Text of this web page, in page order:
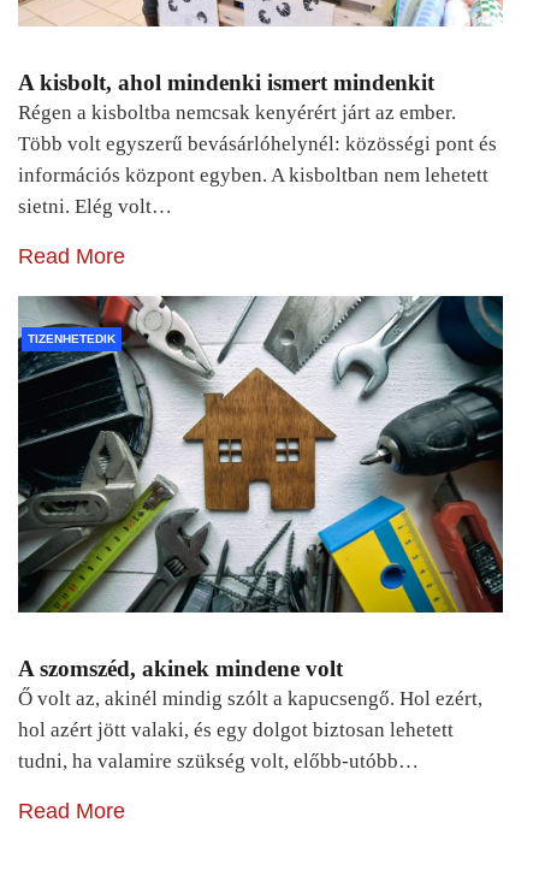
A kisbolt, ahol mindenki ismert mindenkit
Régen a kisboltba nemcsak kenyérért járt az ember.
Több volt egyszerű bevásárlóhelynél: közösségi pont és
információs központ egyben. A kisboltban nem lehetett
sietni. Elég volt…
Read More
TIZENHETEDIK
A szomszéd, akinek mindene volt
Ő volt az, akinél mindig szólt a kapucsengő. Hol ezért,
hol azért jött valaki, és egy dolgot biztosan lehetett
tudni, ha valamire szükség volt, előbb-utóbb…
Read More